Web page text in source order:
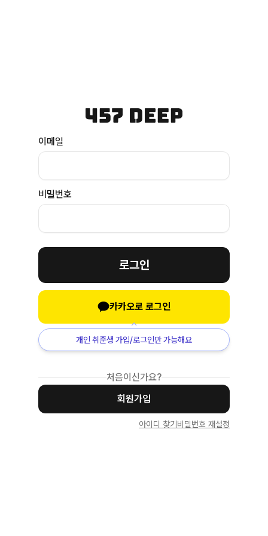
이메일
비밀번호
로그인
카카오로 로그인
개인 취준생 가입/로그인만 가능해요
처음이신가요?
회원가입
아이디 찾기 비밀번호 재설정